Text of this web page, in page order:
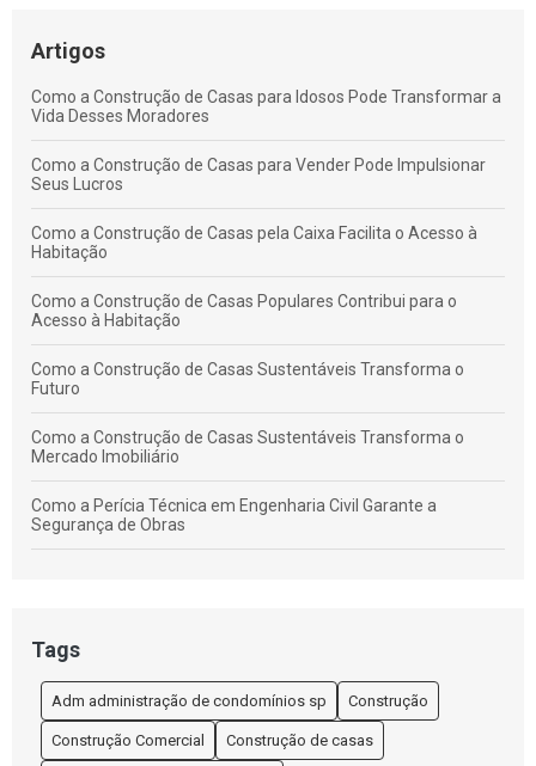
Transforme Seu Lar: Descubra Como uma Empresa de
Reforma de Casas Pode Mudar Tudo
Transforme Seu Sonho em Realidade com um Gerenciamento
Artigos
Como a Construção de Casas para Idosos Pode Transformar a
Vida Desses Moradores
Como a Construção de Casas para Vender Pode Impulsionar
Seus Lucros
Como a Construção de Casas pela Caixa Facilita o Acesso à
Habitação
Como a Construção de Casas Populares Contribui para o
Acesso à Habitação
Como a Construção de Casas Sustentáveis Transforma o
Futuro
Como a Construção de Casas Sustentáveis Transforma o
Mercado Imobiliário
Como a Perícia Técnica em Engenharia Civil Garante a
Segurança de Obras
Como Elaborar um Contrato de Prestação de Serviços de
Construção Civil Empreitada Eficaz
Como Elaborar um Orçamento Eficiente para Construção de
Casas
Tags
Adm administração de condomínios sp Construção
Construção Comercial Construção de casas